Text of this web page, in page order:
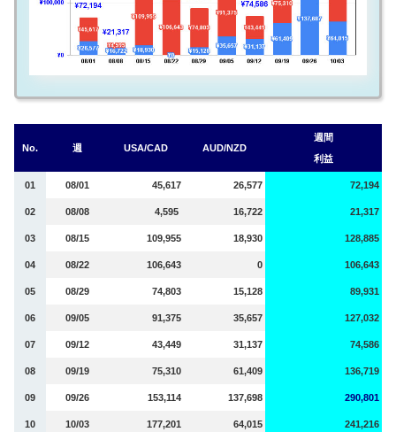
No. 週 USA/CAD AUD/NZD
週間
利益
01 08/01 45,617 26,577 72,194
02 08/08 4,595 16,722 21,317
03 08/15 109,955 18,930 128,885
04 08/22 106,643 0 106,643
05 08/29 74,803 15,128 89,931
06 09/05 91,375 35,657 127,032
07 09/12 43,449 31,137 74,586
08 09/19 75,310 61,409 136,719
09 09/26 153,114 137,698 290,801
10 10/03 177,201 64,015 241,216